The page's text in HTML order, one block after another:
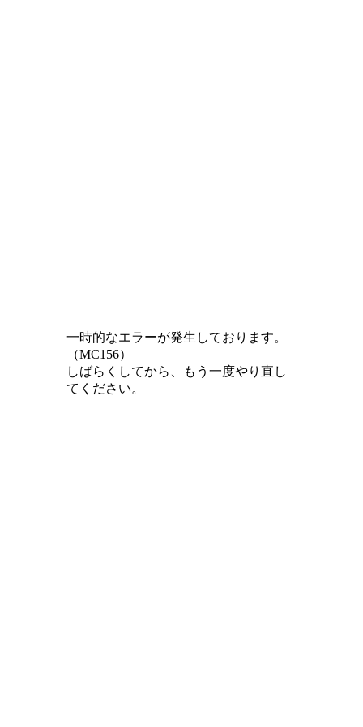
一時的なエラーが発生しております。
（MC156）
しばらくしてから、もう一度やり直し
てください。